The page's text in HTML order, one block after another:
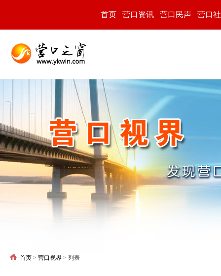
首页 营口资讯 营口民声 营口
首页 > 营口视界 > 列表